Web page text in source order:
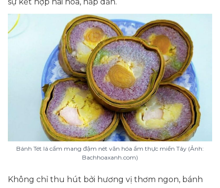
Bánh Tét lá cẩm mang đậm nét văn hóa ẩm thực miền Tây (Ảnh:
Bachhoaxanh.com)
Không chỉ thu hút bởi hương vị thơm ngon, bánh